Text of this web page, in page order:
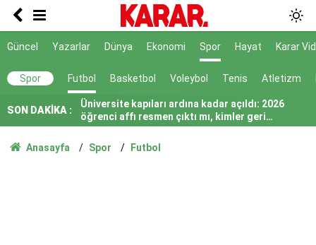
Güncel Yazarlar Dünya Ekonomi Spor Hayat Karar
Spor Futbol Basketbol Voleybol Tenis Atletizm
SON DAKİKA :
En sıcak saatlerde çalışma kısıtlansın
öğrenci affı resmen çıktı mı, kimler geri
dönebilecek?
Çorum'da akrabalar arasında 'kız kaçırma'
kavgası
'Siyasi iradeyi ortaya koydular'
Anasayfa Spor Futbol